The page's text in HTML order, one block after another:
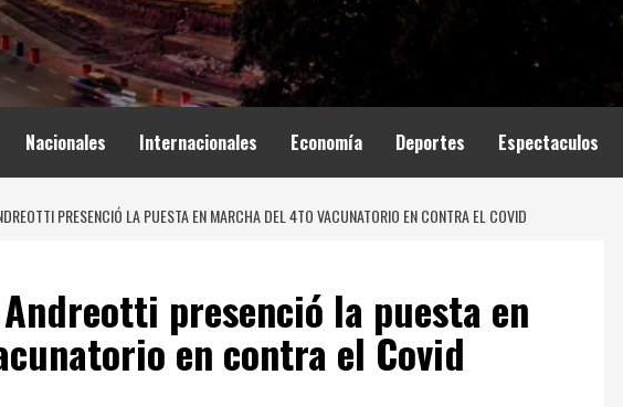
Nacionales Internacionales Economía Deportes Espectaculos
PRESENCIÓ LA PUESTA EN MARCHA DEL 4TO VACUNATORIO EN CONTRA EL COVID
Andreotti presenció la puesta en
en contra el Covid